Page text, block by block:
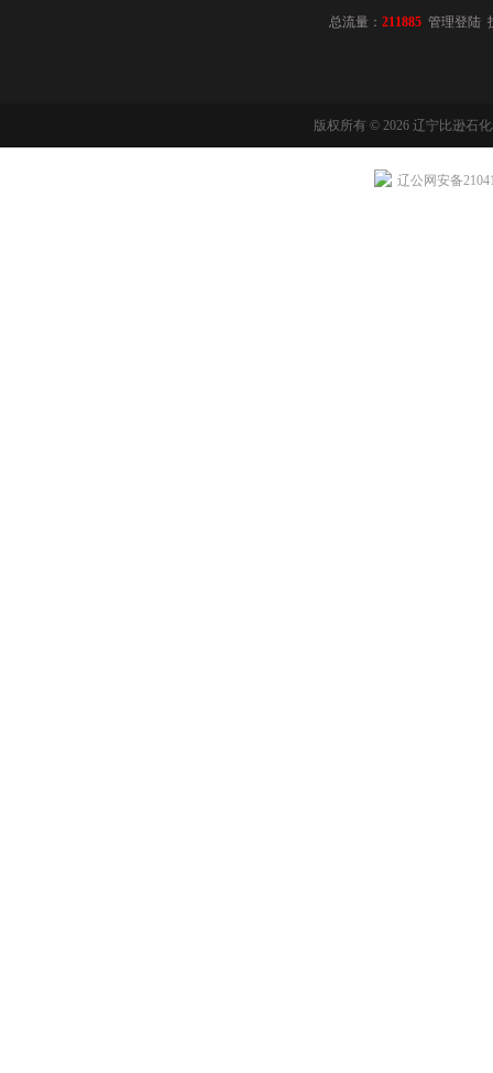
总流量： 211885 管理登陆
版权所有 © 2026 辽宁比逊石
辽公网安备